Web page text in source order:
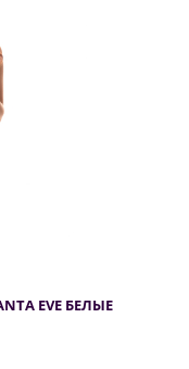
EVE БЕЛЫЕ